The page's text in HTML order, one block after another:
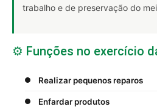
trabalho e de preservação do
⚙️ Funções no exercício
Realizar pequenos reparos
Enfardar produtos